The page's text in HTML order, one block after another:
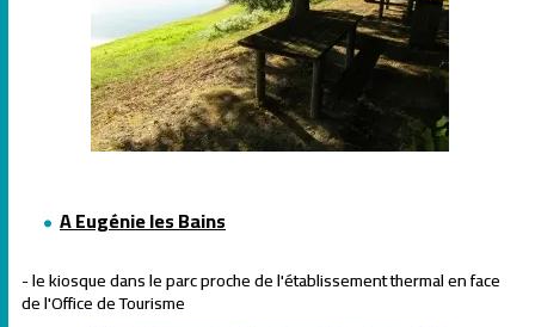
A Eugénie les Bains
- le kiosque dans le parc proche de l'établissement thermal en face
de l'Office de Tourisme